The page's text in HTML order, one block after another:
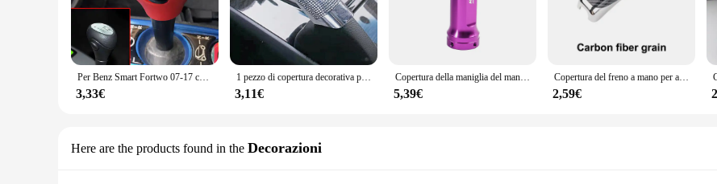
Per Benz Smart Fortwo 07-17 copri pomello del cambio in Silicone per auto coperchio della testa del cambio pelle antiscivolo freno a mano freno a mano custodia chiave Mat
3,33€
1 pezzo di copertura decorativa per freno a mano per auto con design alla moda ispirato al diamante imitazione Set di decorazioni per interni auto Fantastico
3,11€
Copertura della maniglia del manicotto del freno a mano per auto Decorazione antiscivolo Copertura protettiva del freno a mano in alluminio
5,39€
Copertura del freno a mano per auto Manopole del freno a mano Copertura di protezione Decorazione del freno di stazionamento in fibra di carbonio Accessori interni Shell
2,59€
Here are the products found in the Decorazioni